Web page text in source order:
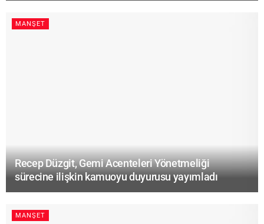
MANŞET
Recep Düzgit, Gemi Acenteleri Yönetmeliği
sürecine ilişkin kamuoyu duyurusu yayımladı
MANŞET